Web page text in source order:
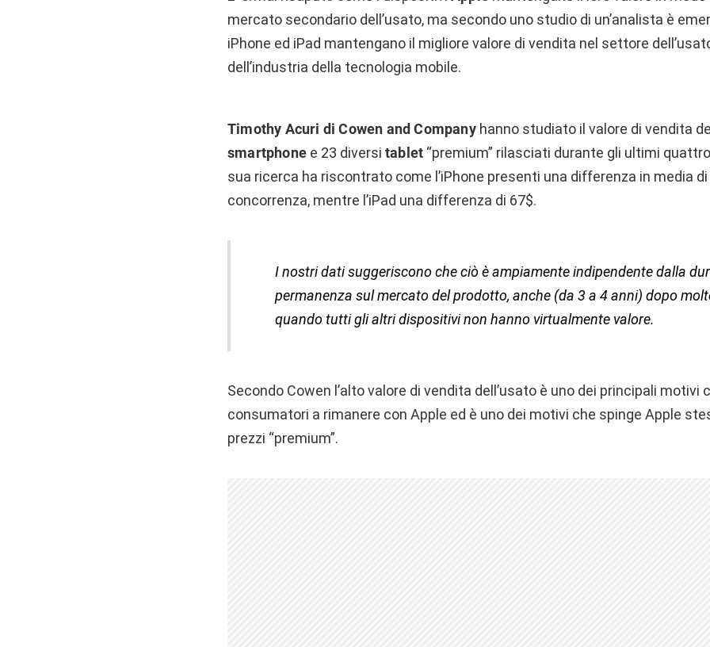
mercato secondario dell’usato, ma secondo uno studio di un’analista è
iPhone ed iPad mantengano il migliore valore di vendita nel settore
dell’industria della tecnologia mobile.
Timothy Acuri di Cowen and Companyhanno studiato il valore di vendita
smartphone e 23 diversi tablet “premium” rilasciati durante gli ultimi
sua ricerca ha riscontrato come l’iPhone presenti una differenza in media
concorrenza, mentre l’iPad una differenza di 67$.
I nostri dati suggeriscono che ciò è ampiamente indipendente dalla
permanenza sul mercato del prodotto, anche (da 3 a 4 anni) dopo
quando tutti gli altri dispositivi non hanno virtualmente valore.
Secondo Cowen l’alto valore di vendita dell’usato è uno dei principali motivi
consumatori a rimanere con Apple ed è uno dei motivi che spinge Apple
prezzi “premium”.